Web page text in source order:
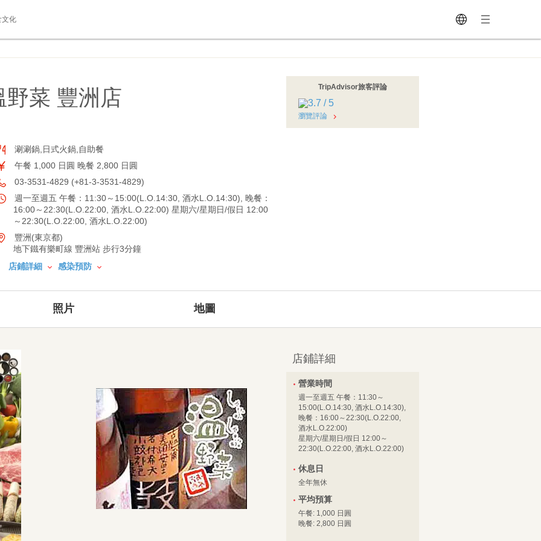
文化
菜 豐洲店
涮涮鍋,日式火鍋,自助餐
午餐 1,000 日圓 晚餐 2,800 日圓
03-3531-4829 (+81-3-3531-4829)
週一至週五 午餐：11:30～15:00(L.O.14:30, 酒水L.O.14:30), 晚餐：
16:00～22:30(L.O.22:00, 酒水L.O.22:00) 星期六/星期日/假日 12:00
～22:30(L.O.22:00, 酒水L.O.22:00)
豐洲(東京都)
地下鐵有樂町線 豐洲站 步行3分鐘
店鋪詳細
感染預防
TripAdvisor旅客評論
瀏覽評論
照片 地圖
店鋪詳細
營業時間
週一至週五 午餐：11:30～
15:00(L.O.14:30, 酒水L.O.14:30),
晚餐：16:00～22:30(L.O.22:00,
酒水L.O.22:00)
星期六/星期日/假日 12:00～
22:30(L.O.22:00, 酒水L.O.22:00)
休息日
全年無休
平均預算
午餐: 1,000 日圓
晚餐: 2,800 日圓